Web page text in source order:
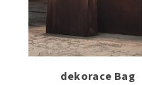
dekorace Bag